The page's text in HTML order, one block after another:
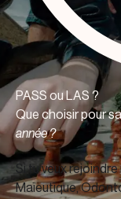
PASS ou LAS ?
Que choisir pour
année ?
Si tu veux
Maïeutique,